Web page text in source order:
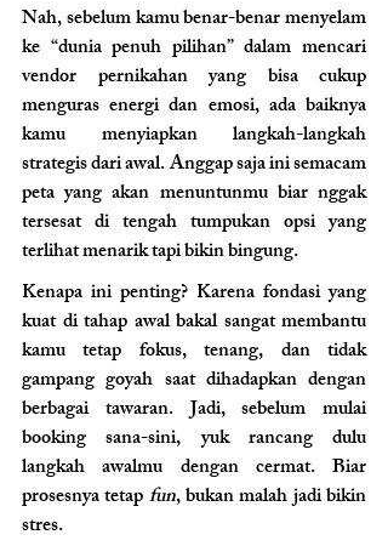
Nah, sebelum kamu benar-benar menyelam
ke “dunia penuh pilihan” dalam mencari
vendor pernikahan yang bisa cukup
menguras energi dan emosi, ada baiknya
kamu menyiapkan langkah-langkah
strategis dari awal. Anggap saja ini semacam
peta yang akan menuntunmu biar nggak
tersesat di tengah tumpukan opsi yang
terlihat menarik tapi bikin bingung.
Kenapa ini penting? Karena fondasi yang
kuat di tahap awal bakal sangat membantu
kamu tetap fokus, tenang, dan tidak
gampang goyah saat dihadapkan dengan
berbagai tawaran. Jadi, sebelum mulai
booking sana-sini, yuk rancang dulu
langkah awalmu dengan cermat. Biar
prosesnya tetap fun, bukan malah jadi bikin
stres.